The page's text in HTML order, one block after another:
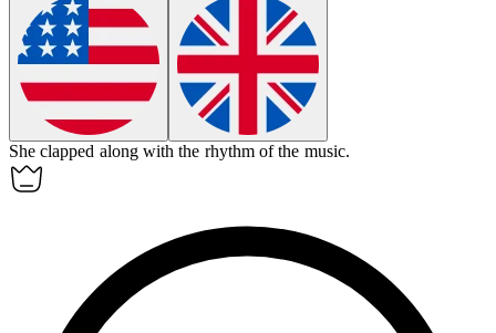
She clapped along with the rhythm of the music.